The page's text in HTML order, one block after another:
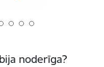
noderīga?